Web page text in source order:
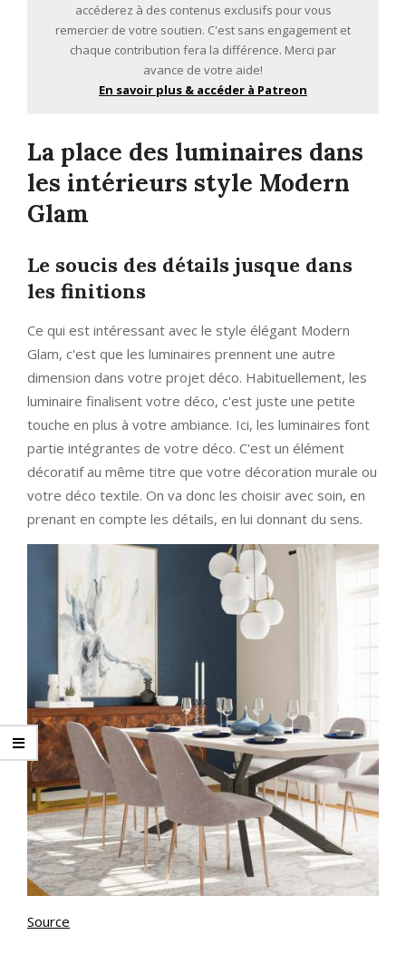
accéderez à des contenus exclusifs pour vous
remercier de votre soutien. C'est sans engagement et
chaque contribution fera la différence. Merci par
avance de votre aide!
En savoir plus & accéder à Patreon
La place des luminaires dans
les intérieurs style Modern
Glam
Le soucis des détails jusque dans
les finitions
Ce qui est intéressant avec le style élégant Modern
Glam, c'est que les luminaires prennent une autre
dimension dans votre projet déco. Habituellement, les
luminaire finalisent votre déco, c'est juste une petite
touche en plus à votre ambiance. Ici, les luminaires font
partie intégrantes de votre déco. C'est un élément
décoratif au même titre que votre décoration murale ou
votre déco textile. On va donc les choisir avec soin, en
prenant en compte les détails, en lui donnant du sens.
Source